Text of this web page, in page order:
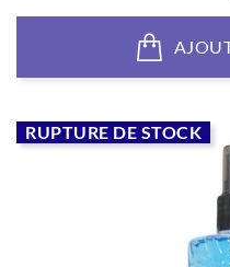
RUPTURE DE STOCK